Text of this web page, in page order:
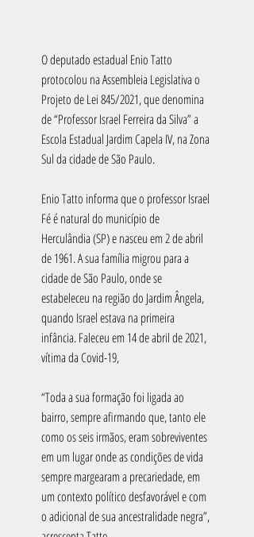
O deputado estadual Enio Tatto
protocolou na Assembleia Legislativa o
Projeto de Lei 845/2021, que denomina
de “Professor Israel Ferreira da Silva” a
Escola Estadual Jardim Capela IV, na Zona
Sul da cidade de São Paulo.
Enio Tatto informa que o professor Israel
Fé é natural do município de
Herculândia (SP) e nasceu em 2 de abril
de 1961. A sua família migrou para a
cidade de São Paulo, onde se
estabeleceu na região do Jardim Ângela,
quando Israel estava na primeira
infância. Faleceu em 14 de abril de 2021,
vítima da Covid-19,
“Toda a sua formação foi ligada ao
bairro, sempre afirmando que, tanto ele
como os seis irmãos, eram sobreviventes
em um lugar onde as condições de vida
sempre margearam a precariedade, em
um contexto político desfavorável e com
o adicional de sua ancestralidade negra”,